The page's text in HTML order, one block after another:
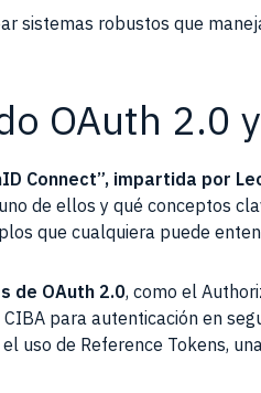
sistemas robustos que
OAuth 2.0
Connect”, impartida por
de ellos y qué conceptos
que cualquiera puede
de OAuth 2.0, como el
para autenticación en
uso de Reference Tokens,